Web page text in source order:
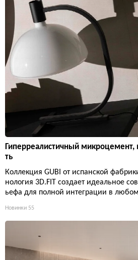
Гиперреалистичный
ть
Коллекция GUBI от испанской
нология 3D.FIT создает идеальное
ьефа для полной интеграции в
Новинки 55